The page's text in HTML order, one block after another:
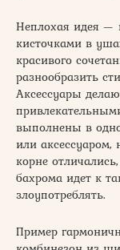
Неплохая идея —
кисточками в
красивого
разнообразить
Аксессуары
выполнены в
или
корне
бахрома идет к
злоупотреблять.
Пример